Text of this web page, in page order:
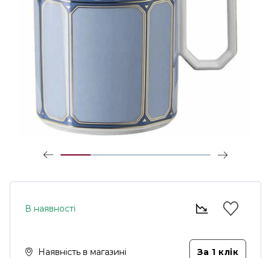
В наявності
Наявність в магазині За 1 клiк